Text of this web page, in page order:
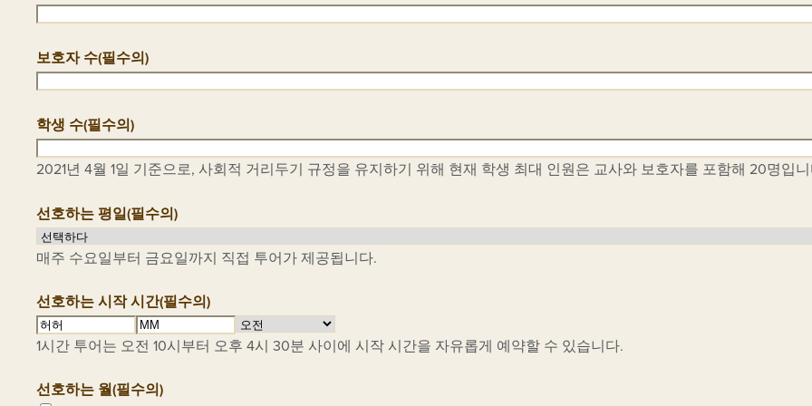
보호자 수(필수의)
학생 수(필수의)
2021년 4월 1일 기준으로, 사회적 거리두기 규정을 유지하기 위해 현재 학생 최대 인원은 교사와 보호자를 포함해 20명입
선호하는 평일(필수의)
매주 수요일부터 금요일까지 직접 투어가 제공됩니다.
선호하는 시작 시간(필수의)
시
분
오
전/
1시간 투어는 오전 10시부터 오후 4시 30분 사이에 시작 시간을 자유롭게 예약할 수 있습니다.
선호하는 월(필수의)